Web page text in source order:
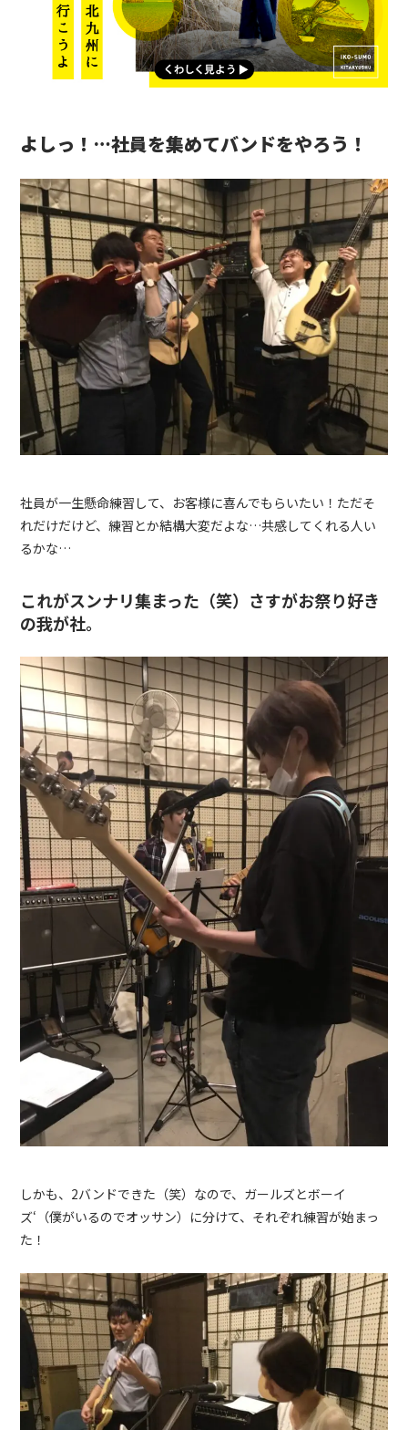
よしっ！…社員を集めてバンドをやろう！
社員が一生懸命練習して、お客様に喜んでもらいたい！ただそ
れだけだけど、練習とか結構大変だよな…共感してくれる人い
るかな…
これがスンナリ集まった（笑）さすがお祭り好き
の我が社。
しかも、2バンドできた（笑）なので、ガールズとボーイ
ズ‘（僕がいるのでオッサン）に分けて、それぞれ練習が始まっ
た！